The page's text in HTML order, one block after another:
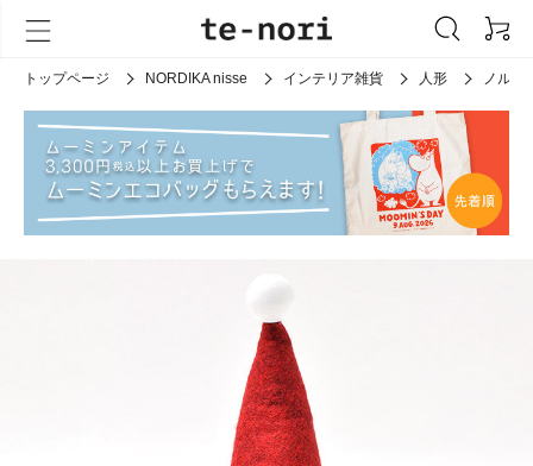
トップページ NORDIKA nisse インテリア雑貨 人形 ノルデ